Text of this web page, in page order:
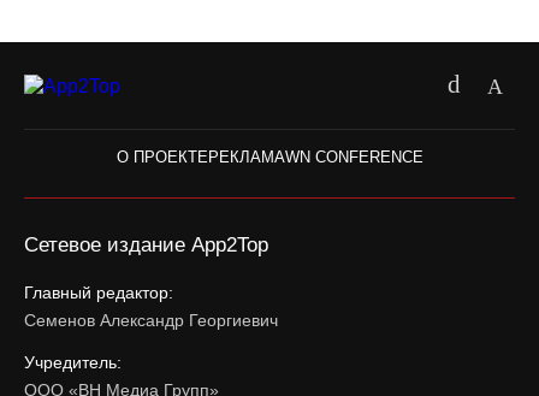
О ПРОЕКТЕРЕКЛАМАWN CONFERENCE
Сетевое издание App2Top
Главный редактор:
Семенов Александр Георгиевич
Учредитель:
ООО «ВН Медиа Групп»